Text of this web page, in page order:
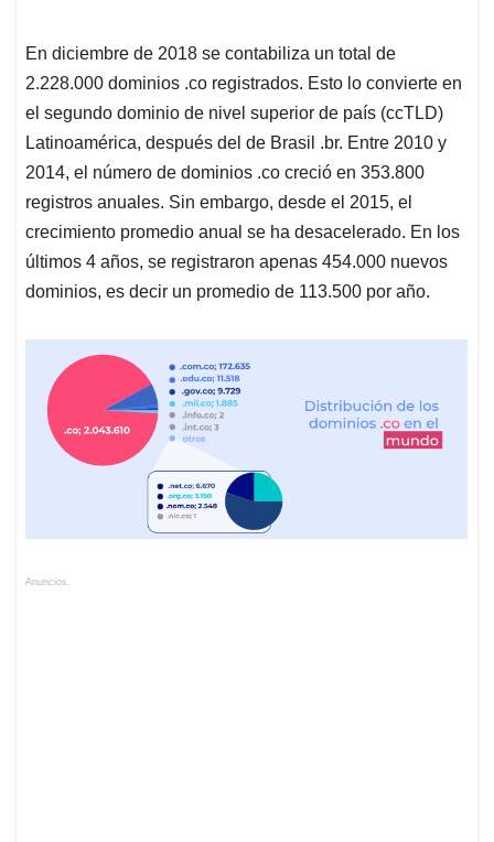
En diciembre de 2018 se contabiliza un total de
2.228.000 dominios .co registrados. Esto lo convierte en
el segundo dominio de nivel superior de país (ccTLD)
Latinoamérica, después del de Brasil .br. Entre 2010 y
2014, el número de dominios .co creció en 353.800
registros anuales. Sin embargo, desde el 2015, el
crecimiento promedio anual se ha desacelerado. En los
últimos 4 años, se registraron apenas 454.000 nuevos
dominios, es decir un promedio de 113.500 por año.
Anuncios.